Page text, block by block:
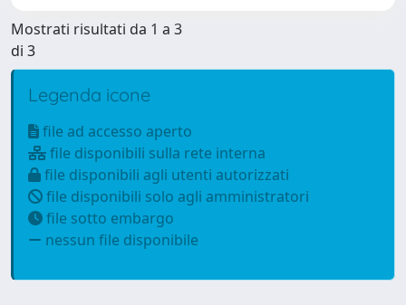
Mostrati risultati da 1 a 3
di 3
Legenda icone
file ad accesso aperto
file disponibili sulla rete interna
file disponibili agli utenti autorizzati
file disponibili solo agli amministratori
file sotto embargo
nessun file disponibile